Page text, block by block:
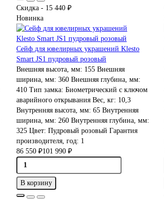
Скидка - 15 440 ₽
Новинка
Сейф для ювелирных украшений Klesto
Smart JS1 пудровый розовый
Внешняя высота, мм: 155Внешняя
ширина, мм: 360Внешняя глубина, мм:
410Тип замка: Биометрический с ключом
аварийного открыванияВес, кг: 10,3
Внутренняя высота, мм: 65Внутренняя
ширина, мм: 260Внутренняя глубина, мм:
325Цвет: Пудровый розовый Гарантия
производителя, год: 1
86 550 ₽101 990 ₽
В корзину